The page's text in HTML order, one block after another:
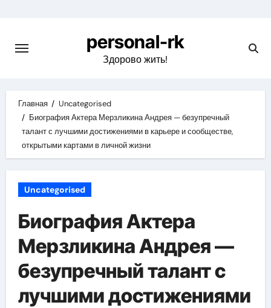
содержимому
personal-rk
Здорово жить!
Главная
Uncategorised
Биография Актера Мерзликина Андрея — безупречный
талант с лучшими достижениями в карьере и сообществе,
открытыми картами в личной жизни
Uncategorised
Биография Актера
Мерзликина Андрея —
безупречный талант с
лучшими достижениями